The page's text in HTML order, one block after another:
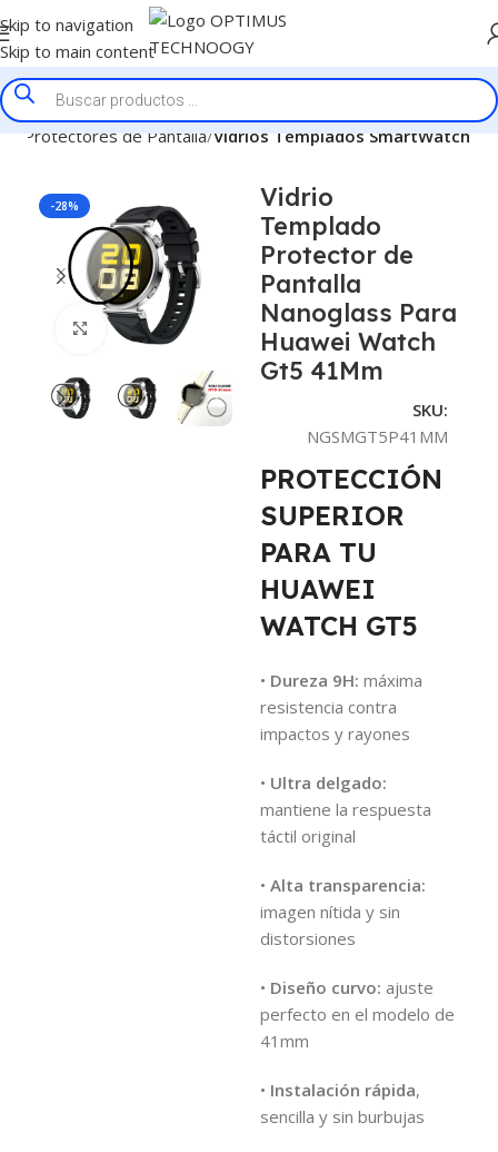
Skip to navigation
Skip to main content
Protectores de Pantalla Vidrios Templados SmartWatch
-28%
Click to enlarge
Vidrio
Templado
Protector de
Pantalla
Nanoglass Para
Huawei Watch
Gt5 41Mm
SKU:
NGSMGT5P41MM
PROTECCIÓN
SUPERIOR
PARA TU
HUAWEI
WATCH GT5
• Dureza 9H: máxima
resistencia contra
impactos y rayones
• Ultra delgado:
mantiene la respuesta
táctil original
• Alta transparencia:
imagen nítida y sin
distorsiones
• Diseño curvo: ajuste
perfecto en el modelo de
41mm
• Instalación rápida,
sencilla y sin burbujas